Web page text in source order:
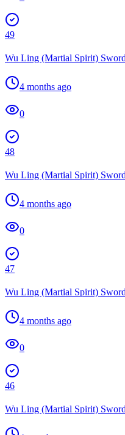
49
Wu Ling (Martial Spirit)
4 months ago
0
48
Wu Ling (Martial Spirit)
4 months ago
0
47
Wu Ling (Martial Spirit)
4 months ago
0
46
Wu Ling (Martial Spirit)